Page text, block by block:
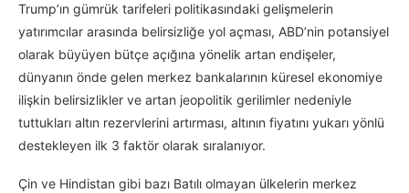
Trump’ın gümrük tarifeleri politikasındaki gelişmelerin
yatırımcılar arasında belirsizliğe yol açması, ABD’nin potansiyel
olarak büyüyen bütçe açığına yönelik artan endişeler,
dünyanın önde gelen merkez bankalarının küresel ekonomiye
ilişkin belirsizlikler ve artan jeopolitik gerilimler nedeniyle
tuttukları altın rezervlerini artırması, altının fiyatını yukarı yönlü
destekleyen ilk 3 faktör olarak sıralanıyor.
Çin ve Hindistan gibi bazı Batılı olmayan ülkelerin merkez